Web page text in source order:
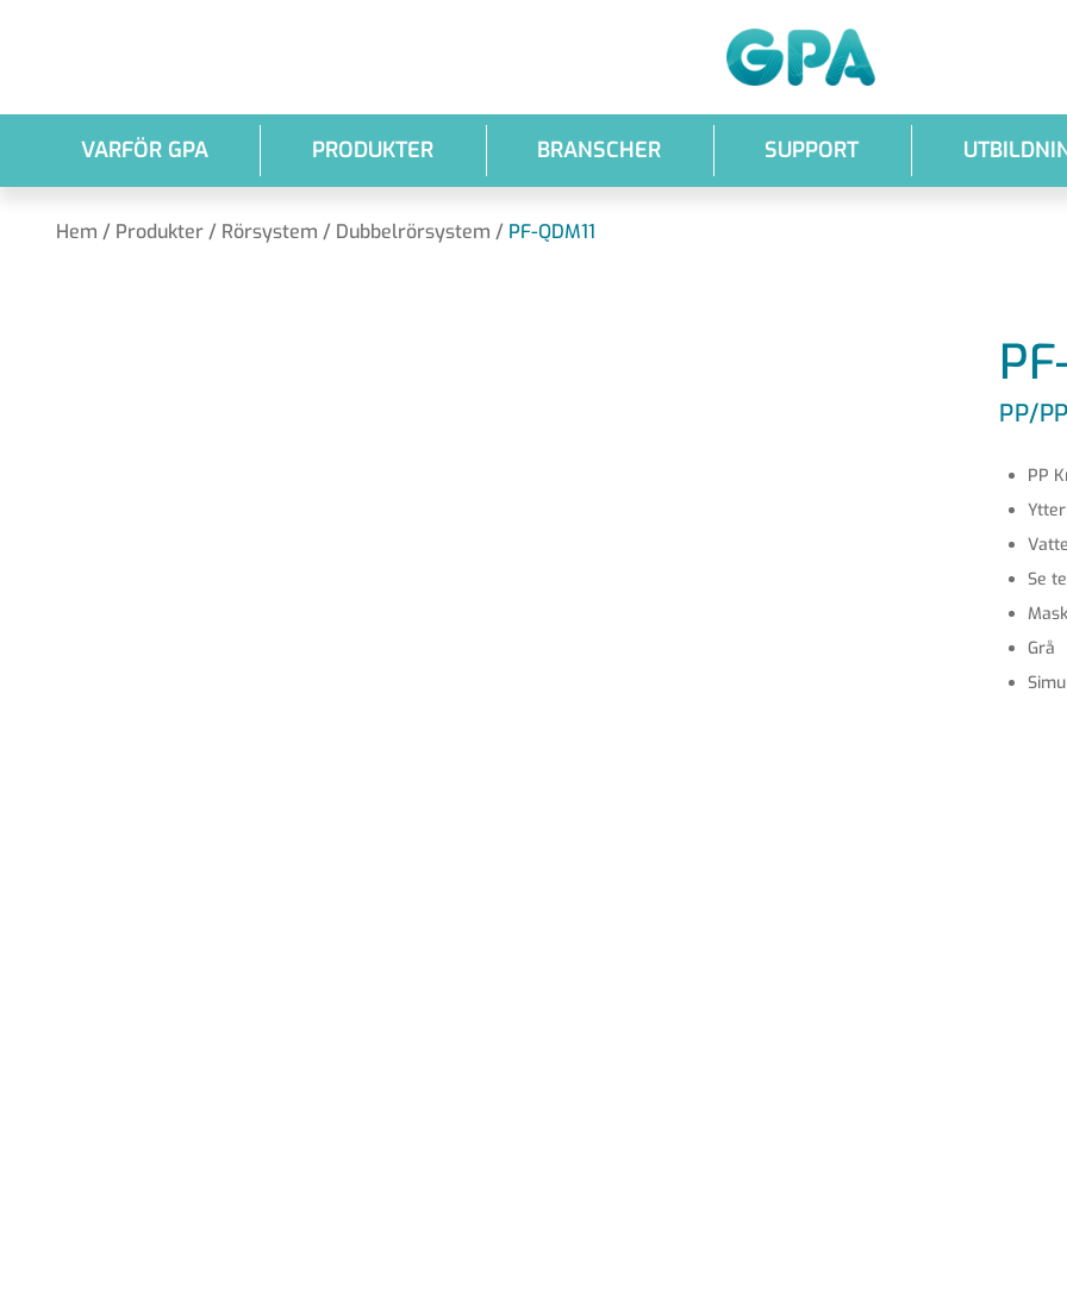
VARFÖR GPA PRODUKTER BRANSCHER SUPPORT
Hem / Produkter / Rörsystem / Dubbelrörsystem / PF-QDM11
PP/
PP
Se
Grå